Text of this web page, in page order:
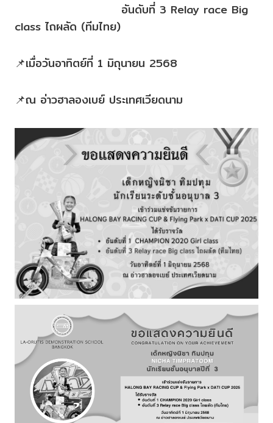
อันดับที่ 3 Relay race Big
class ไถผลัด (ทีมไทย)
📌เมื่อวันอาทิตย์ที่ 1 มิถุนายน 2568
📌ณ อ่าวฮาลองเบย์ ประเทศเวียดนาม